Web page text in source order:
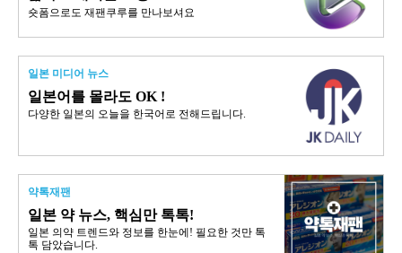
숏폼으로도 재팬쿠루를 만나보셔요
일본 미디어 뉴스
일본어를 몰라도 OK !
다양한 일본의 오늘을 한국어로 전해드립니다.
약톡재팬
일본 약 뉴스, 핵심만 톡톡!
일본 의약 트렌드와 정보를 한눈에! 필요한 것만 톡
톡 담았습니다.